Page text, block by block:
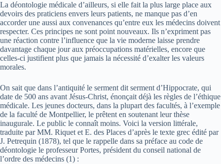
La déontologie médicale d’ailleurs, si elle fait la plus large place aux
devoirs des praticiens envers leurs patients, ne manque pas d’en
accorder une aussi aux convenances qu’entre eux les médecins doivent
respecter. Ces principes ne sont point nouveaux. Ils n’expriment pas
une réaction contre l’influence que la vie moderne laisse prendre
davantage chaque jour aux préoccupations matérielles, encore que
celles-ci justifient plus que jamais la nécessité d’exalter les valeurs
morales.
On sait que dans l’antiquité le serment dit serment d’Hippocrate, qui
date de 500 ans avant Jésus-Christ, énonçait déjà les règles de l’éthique
médicale. Les jeunes docteurs, dans la plupart des facultés, à l’exemple
de la faculté de Montpellier, le prêtent en soutenant leur thèse
inaugurale. Le public le connaît moins. Voici la version littérale,
traduite par MM. Riquet et E. des Places d’après le texte grec édité par
J. Petrequin (1878), tel que le rappelle dans sa préface au code de
déontologie le professeur Portes, président du conseil national de
l’ordre des médecins (1) :